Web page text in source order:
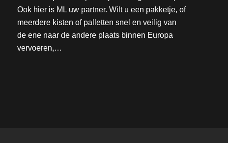
Ook hier is ML uw partner. Wilt u een pakketje, of
meerdere kisten of palletten snel en veilig van
de ene naar de andere plaats binnen Europa
vervoeren,…